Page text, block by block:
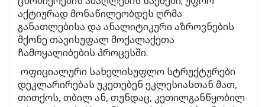
აქტიურად მონაწილეობდეს ღრმა
განათლებისა და ანალიტიკური აზროვნების
მქონე თავისუფალ მოქალაქეთა
ჩამოყალიბების პროცესში.
ოფიციალური სახელისუფლო სტრუქტურები
დეკლარირებას უკეთებენ ეკლესიასთან მათ,
თითქოს, თბილ ან, თუნდაც, კეთილგანწყობილ